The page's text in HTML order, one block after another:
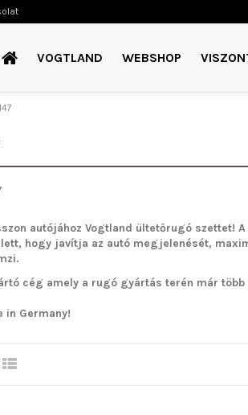
VOGTLAND WEBSHOP
147
autójához Vogtland ültetőrugó szettet!
hogy javítja az autó megjelenését,
cég amely a rugó gyártás terén már
in Germany!